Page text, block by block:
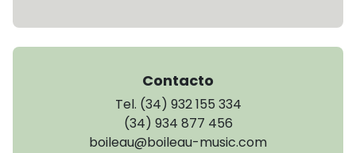
Contacto
Tel. (34) 932 155 334
(34) 934 877 456
boileau@boileau-music.com